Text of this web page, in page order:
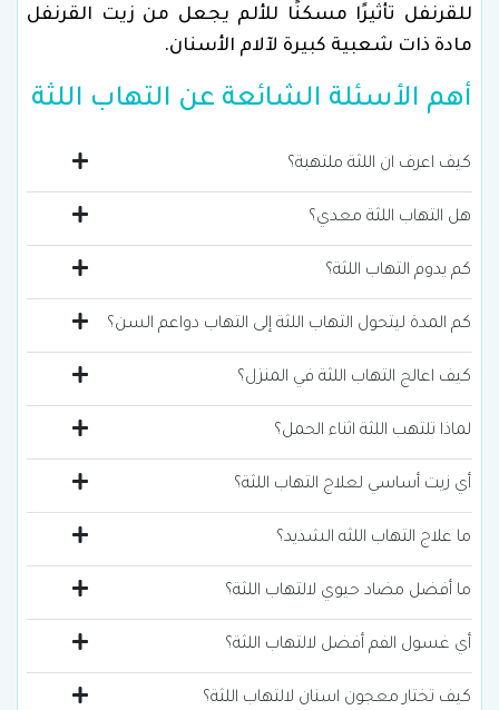
للقرنفل تأثيرًا مسكنًا للألم يجعل من زيت القرنفل
مادة ذات شعبية كبيرة لآلام الأسنان.
أهم الأسئلة الشائعة عن التهاب اللثة
كيف اعرف ان اللثة ملتهبة؟
هل التهاب اللثة معدي؟
كم يدوم التهاب اللثة؟
كم المدة ليتحول التهاب اللثة إلى التهاب دواعم السن؟
كيف اعالج التهاب اللثة في المنزل؟
لماذا تلتهب اللثة اثناء الحمل؟
أي زيت أساسي لعلاج التهاب اللثة؟
ما علاج التهاب اللثه الشديد؟
ما أفضل مضاد حيوي لالتهاب اللثة؟
أي غسول الفم أفضل لالتهاب اللثة؟
كيف تختار معجون اسنان لالتهاب اللثة؟